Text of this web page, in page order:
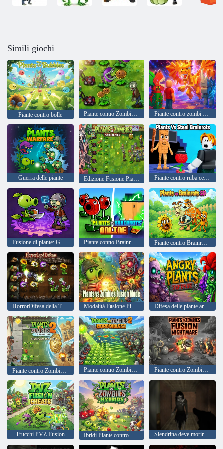
Simili giochi
Piante contro bolle Piante contro Zombies Edizione Limitata Piante contro zombi cerebrali
Guerra delle piante Edizione Fusione Piante contro Zombi Piante contro ruba cervelli
Fusione di piante: Guerra agli zombi Piante contro Brainrots in linea Piante contro Brainrots 2D
HorrorDifesa della Terra Modalità Fusione Piante contro Zombi Difesa delle piante arrabbiate
Piante contro Zombies 2 Gardendless Piante contro Zombies Fusion Incubo
Trucchi PVZ Fusion Slendrina deve morire nella foresta